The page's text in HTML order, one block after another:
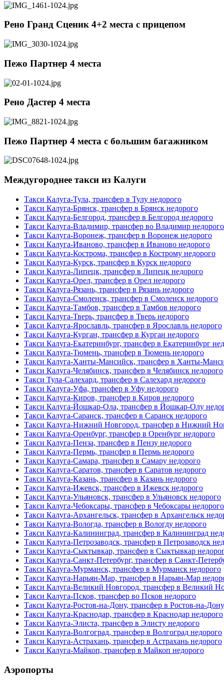
Рено Гранд Сценик 4+2 места c прицепом
Пежо Партнер 4 места
Рено Дастер 4 места
Пежо Партнер 4 места с большим багажником
Междугороднее такси из Калуги
Такси Калуга-Тула, трансфер в Тулу недорого
Такси Калуга-Брянск, трансфер в Брянск недорого
Такси Калуга-Белгород, трансфер в Белгород недорого
Такси Калуга-Владимир, трансфер во Владимир недорого
Такси Калуга-Воронеж, трансфер в Воронеж недорого
Такси Калуга-Иваново, трансфер в Иваново недорого
Такси Калуга-Кострома, трансфер в Кострому недорого
Такси Калуга-Курск, трансфер в Курск недорого
Такси Калуга-Липецк, трансфер в Липецк недорого
Такси Калуга-Орел, трансфер в Орел недорого
Такси Калуга-Рязань, трансфер в Рязань недорого
Такси Калуга-Смоленск, трансфер в Смоленск недорого
Такси Калуга-Тамбов, трансфер в Тамбов недорого
Такси Калуга-Тверь, трансфер в Тверь недорого
Такси Калуга-Ярославль, трансфер в Ярославль недорого
Такси Калуга-Курган, трансфер в Курган недорого
Такси Калуга-Екатеринбург, трансфер в Екатеринбург
Такси Калуга-Тюмень, трансфер в Тюмень недорого
Такси Калуга-Ханты-Мансийск, трансфер в Ханты-
Такси Калуга-Челябинск, трансфер в Челябинск недорого
Такси Тула-Салехард, трансфер в Салехард недорого
Такси Калуга-Уфа, трансфер в Уфу недорого
Такси Калуга-Киров, трансфер в Киров недорого
Такси Калуга-Йошкар-Ола, трансфер в Йошкар-Олу
Такси Калуга-Саранск, трансфер в Саранск недорого
Такси Калуга-Нижний Новгород, трансфер в Нижний
Такси Калуга-Оренбург, трансфер в Оренбург недорого
Такси Калуга-Пенза, трансфер в Пензу недорого
Такси Калуга-Пермь, трансфер в Пермь недорого
Такси Калуга-Самара, трансфер в Самару недорого
Такси Калуга-Саратов, трансфер в Саратов недорого
Такси Калуга-Казань, трансфер в Казань недорого
Такси Калуга-Ижевск, трансфер в Ижевск недорого
Такси Калуга-Ульяновск, трансфер в Ульяновск недорого
Такси Калуга-Чебоксары, трансфер в Чебоксары недорого
Такси Калуга-Архангельск, трансфер в Архангельск
Такси Калуга-Вологда, трансфер в Вологду недорого
Такси Калуга-Калининград, трансфер в Калининград
Такси Калуга-Петрозаводск, трансфер в Петрозаводск
Такси Калуга-Сыктывкар, трансфер в Сыктывкар
Такси Калуга-Санкт-Петербург, трансфер в Санкт-
Такси Калуга-Мурманск, трансфер в Мурманск недорого
Такси Калуга-Нарьян-Мар, трансфер в Нарьян-Мар
Такси Калуга-Великий Новгород, трансфер в Великий
Такси Калуга-Псков, трансфер во Псков недорого
Такси Калуга-Ростов-на-Дону, трансфер в Ростов-на-
Такси Калуга-Краснодар, трансфер в Краснодар недорого
Такси Калуга-Элиста, трансфер в Элисту недорого
Такси Калуга-Волгоград, трансфер в Волгоград недорого
Такси Калуга-Астрахань, трансфер в Астрахань недорого
Такси Калуга-Майкоп, трансфер в Майкоп недорого
Аэропорты